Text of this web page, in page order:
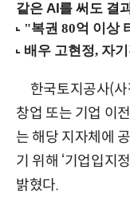
같은 AI를 써도 결
한국토지공사(
창업 또는 기업 이
는 해당 지자체에
기 위해 ‘기업입지
밝혔다.